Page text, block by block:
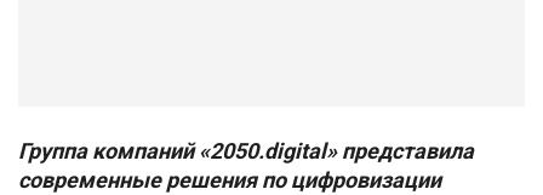
Группа компаний «2050.digital» представила
современные решения по цифровизации